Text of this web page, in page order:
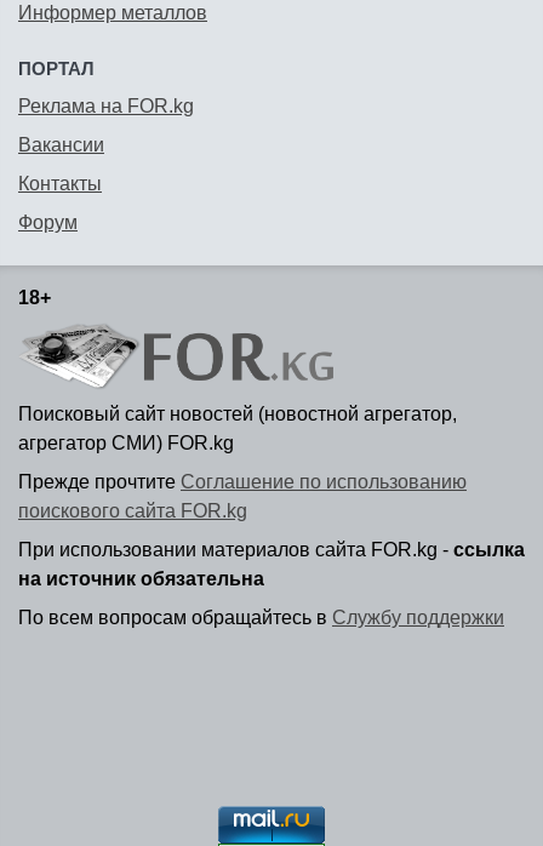
Информер металлов
ПОРТАЛ
Реклама на FOR.kg
Вакансии
Контакты
Форум
18+
Поисковый сайт новостей (новостной агрегатор,
агрегатор СМИ) FOR.kg
Прежде прочтите Соглашение по использованию
поискового сайта FOR.kg
При использовании материалов сайта FOR.kg - ссылка
на источник обязательна
По всем вопросам обращайтесь в Службу поддержки